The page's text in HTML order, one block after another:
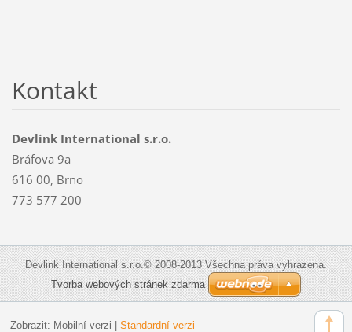
Kontakt
Devlink International s.r.o.
Bráfova 9a
616 00, Brno
773 577 200
Devlink International s.r.o.© 2008-2013 Všechna práva vyhrazena.
Tvorba webových stránek zdarma
Zobrazit: Mobilní verzi Standardní verzi